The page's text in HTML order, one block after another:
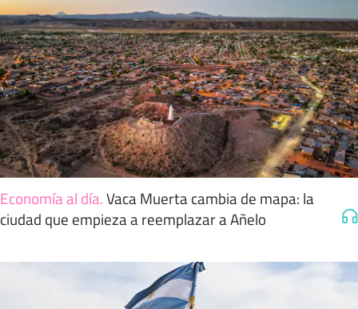
Economía al día.Vaca Muerta cambia de mapa: la
ciudad que empieza a reemplazar a Añelo